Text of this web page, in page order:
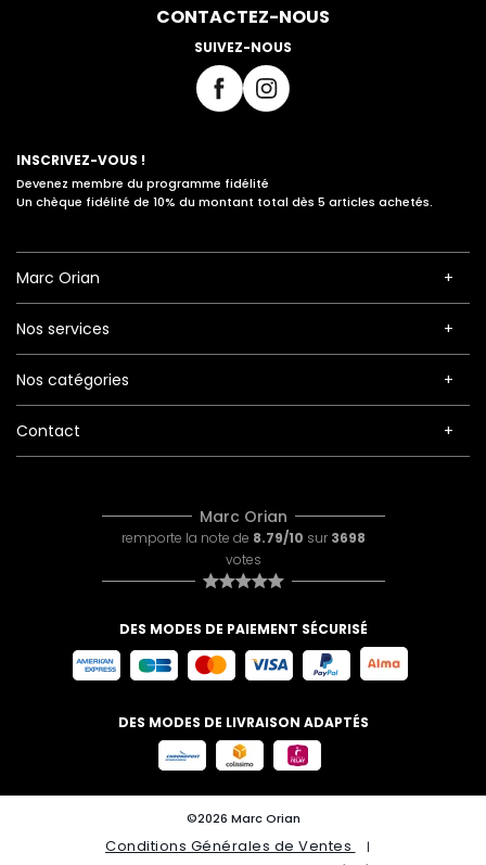
CONTACTEZ-NOUS
SUIVEZ-NOUS
INSCRIVEZ-VOUS !
Devenez membre du programme fidélité
Un chèque fidélité de 10% du montant total dès 5 articles achetés.
Marc Orian
Nos services
Nos catégories
Contact
Marc Orian
remporte la note de 8.79/10 sur 3698
votes
DES MODES DE PAIEMENT SÉCURISÉ
DES MODES DE LIVRAISON ADAPTÉS
©2026 Marc Orian
Conditions Générales de Ventes